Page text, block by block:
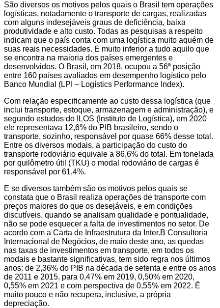
São diversos os motivos pelos quais o Brasil tem operações
logísticas, notadamente o transporte de cargas, realizadas
com alguns indesejáveis graus de deficiência, baixa
produtividade e alto custo. Todas as pesquisas a respeito
indicam que o país conta com uma logística muito aquém de
suas reais necessidades. E muito inferior a tudo aquilo que
se encontra na maioria dos países emergentes e
desenvolvidos. O Brasil, em 2018, ocupou a 56ª posição
entre 160 países avaliados em desempenho logístico pelo
Banco Mundial (LPI – Logístics Performance Index).
Com relação especificamente ao custo dessa logística (que
inclui transporte, estoque, armazenagem e administração), e
segundo estudos do ILOS (Instituto de Logística), em 2020
ele representava 12,6% do PIB brasileiro, sendo o
transporte, sozinho, responsável por quase 66% desse total.
Entre os diversos modais, a participação do custo do
transporte rodoviário equivale a 86,6% do total. Em tonelada
por quilômetro útil (TKU) o modal rodoviário de cargas é
responsável por 61,4%.
E se diversos também são os motivos pelos quais se
constata que o Brasil realiza operações de transporte com
preços maiores do que os desejáveis, e em condições
discutíveis, quando se analisam qualidade e pontualidade,
não se pode esquecer a falta de investimentos no setor. De
acordo com a Carta de Infraestrutura da Inter.B Consultoria
Internacional de Negócios, de maio deste ano, as quedas
nas taxas de investimentos em transporte, em todos os
modais e bastante significativas, tem sido regra nos últimos
anos: de 2,36% do PIB na década de setenta e entre os anos
de 2011 e 2015, para 0,47% em 2019, 0,50% em 2020,
0,55% em 2021 e com perspectiva de 0,55% em 2022. É
muito pouco e não recupera, inclusive, a própria
depreciação.